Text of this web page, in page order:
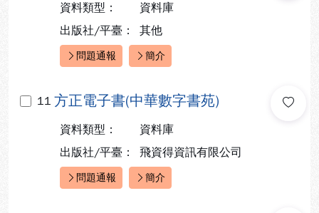
資料類型：
資料庫
出版社/平臺：
其他
快速連結：
問題通報 簡介
11 方正電子書(中華數字書苑)
資料類型：
資料庫
出版社/平臺：
飛資得資訊有限公司
快速連結：
問題通報 簡介